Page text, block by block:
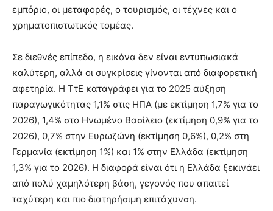
εμπόριο, οι μεταφορές, ο τουρισμός, οι τέχνες και ο
χρηματοπιστωτικός τομέας.
Σε διεθνές επίπεδο, η εικόνα δεν είναι εντυπωσιακά
καλύτερη, αλλά οι συγκρίσεις γίνονται από διαφορετική
αφετηρία. Η ΤτΕ καταγράφει για το 2025 αύξηση
παραγωγικότητας 1,1% στις ΗΠΑ (με εκτίμηση 1,7% για το
2026), 1,4% στο Ηνωμένο Βασίλειο (εκτίμηση 0,9% για το
2026), 0,7% στην Ευρωζώνη (εκτίμηση 0,6%), 0,2% στη
Γερμανία (εκτίμηση 1%) και 1% στην Ελλάδα (εκτίμηση
1,3% για το 2026). Η διαφορά είναι ότι η Ελλάδα ξεκινάει
από πολύ χαμηλότερη βάση, γεγονός που απαιτεί
ταχύτερη και πιο διατηρήσιμη επιτάχυνση.